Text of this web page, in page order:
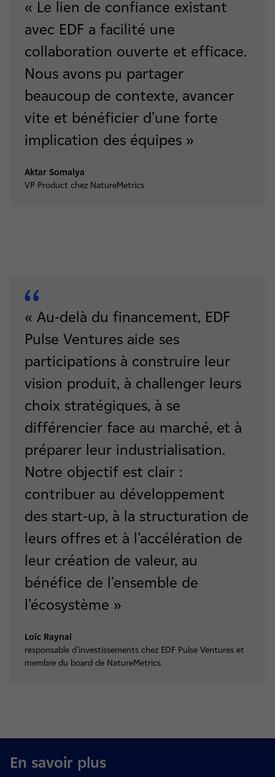
« Le lien de confiance existant
avec EDF a facilité une
collaboration ouverte et efficace.
Nous avons pu partager
beaucoup de contexte, avancer
vite et bénéficier d’une forte
implication des équipes »
Aktar Somalya
VP Product chez NatureMetrics
« Au-delà du financement, EDF
Pulse Ventures aide ses
participations à construire leur
vision produit, à challenger leurs
choix stratégiques, à se
différencier face au marché, et à
préparer leur industrialisation.
Notre objectif est clair :
contribuer au développement
des start‑up, à la structuration de
leurs offres et à l’accélération de
leur création de valeur, au
bénéfice de l’ensemble de
l’écosystème »
Loïc Raynal
responsable d’investissements chez EDF Pulse Ventures et
membre du board de NatureMetrics
En savoir plus